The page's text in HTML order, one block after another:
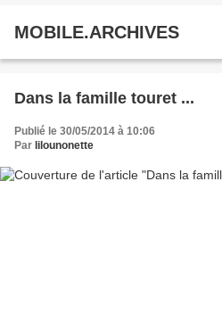
MOBILE.ARCHIVES
Dans la famille touret ...
Publié le 30/05/2014 à 10:06
Par lilounonette